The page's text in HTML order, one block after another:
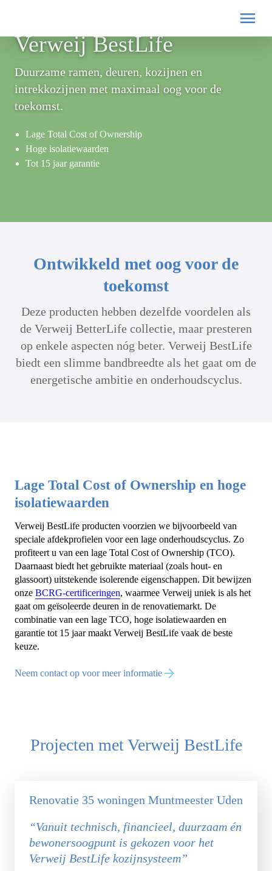
Verweij BestLife
Duurzame ramen, deuren, kozijnen en
intrekkozijnen met maximaal oog voor de
toekomst.
Lage Total Cost of Ownership
Hoge isolatiewaarden
Tot 15 jaar garantie
Ontwikkeld met oog voor de
toekomst
Deze producten hebben dezelfde voordelen als
de Verweij BetterLife collectie, maar presteren
op enkele aspecten nóg beter. Verweij BestLife
biedt een slimme bandbreedte als het gaat om de
energetische ambitie en onderhoudscyclus.
Lage Total Cost of Ownership en hoge
isolatiewaarden
Verweij BestLife producten voorzien we bijvoorbeeld van
speciale afdekprofielen voor een lage onderhoudscyclus. Zo
profiteert u van een lage Total Cost of Ownership (TCO).
Daarnaast biedt het gebruikte materiaal (zoals hout- en
glassoort) uitstekende isolerende eigenschappen. Dit bewijzen
onze BCRG-certificeringen, waarmee Verweij uniek is als het
gaat om geïsoleerde deuren in de renovatiemarkt. De
combinatie van een lage TCO, hoge isolatiewaarden en
garantie tot 15 jaar maakt Verweij BestLife vaak de beste
keuze.
Neem contact op voor meer informatie
Projecten met Verweij BestLife
Renovatie 35 woningen Muntmeester Uden
“Vanuit technisch, financieel, duurzaam én
bewonersoogpunt is gekozen voor het
Verweij BestLife kozijnsysteem”